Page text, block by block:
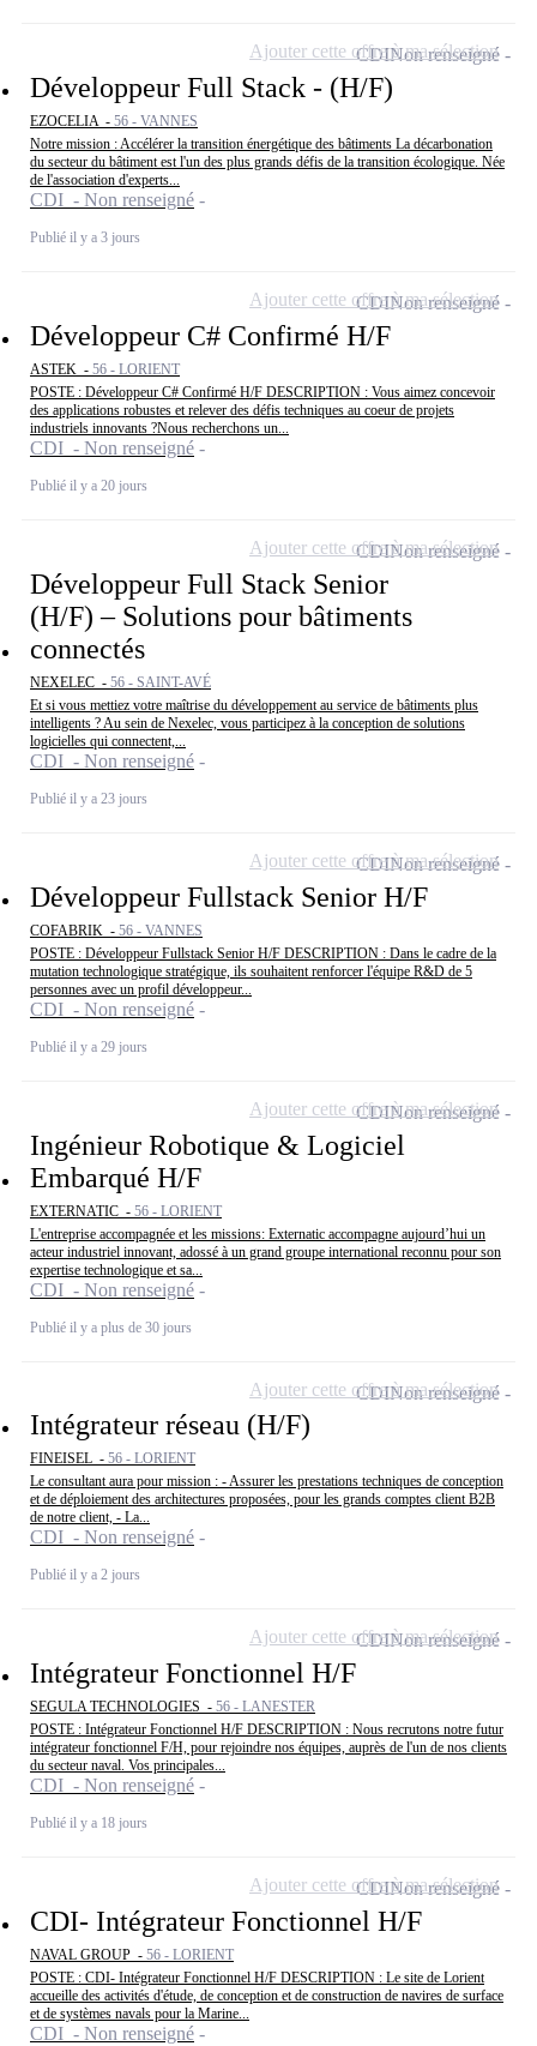
Développeur Full Stack - (H/F)
EZOCELIA - 56 - VANNES
Notre mission : Accélérer la transition énergétique des bâtiments La décarbonation
du secteur du bâtiment est l'un des plus grands défis de la transition écologique. Née
de l'association d'experts...
CDI - Non renseigné
Publié il y a 3 jours
CDINon renseigné
Ajouter cette offre à ma sélection
Développeur C# Confirmé H/F
ASTEK - 56 - LORIENT
POSTE : Développeur C# Confirmé H/F DESCRIPTION : Vous aimez concevoir
des applications robustes et relever des défis techniques au coeur de projets
industriels innovants ?Nous recherchons un...
CDI - Non renseigné
Publié il y a 20 jours
CDINon renseigné
Ajouter cette offre à ma sélection
Développeur Full Stack Senior
(H/F) – Solutions pour bâtiments
connectés
NEXELEC - 56 - SAINT-AVÉ
Et si vous mettiez votre maîtrise du développement au service de bâtiments plus
intelligents ? Au sein de Nexelec, vous participez à la conception de solutions
logicielles qui connectent,...
CDI - Non renseigné
Publié il y a 23 jours
CDINon renseigné
Ajouter cette offre à ma sélection
Développeur Fullstack Senior H/F
COFABRIK - 56 - VANNES
POSTE : Développeur Fullstack Senior H/F DESCRIPTION : Dans le cadre de la
mutation technologique stratégique, ils souhaitent renforcer l'équipe R&D de 5
personnes avec un profil développeur...
CDI - Non renseigné
Publié il y a 29 jours
CDINon renseigné
Ajouter cette offre à ma sélection
Ingénieur Robotique & Logiciel
Embarqué H/F
EXTERNATIC - 56 - LORIENT
L'entreprise accompagnée et les missions: Externatic accompagne aujourd’hui un
acteur industriel innovant, adossé à un grand groupe international reconnu pour son
expertise technologique et sa...
CDI - Non renseigné
Publié il y a plus de 30 jours
CDINon renseigné
Ajouter cette offre à ma sélection
Intégrateur réseau (H/F)
FINEISEL - 56 - LORIENT
Le consultant aura pour mission : - Assurer les prestations techniques de conception
et de déploiement des architectures proposées, pour les grands comptes client B2B
de notre client, - La...
CDI - Non renseigné
Publié il y a 2 jours
CDINon renseigné
Ajouter cette offre à ma sélection
Intégrateur Fonctionnel H/F
SEGULA TECHNOLOGIES - 56 - LANESTER
POSTE : Intégrateur Fonctionnel H/F DESCRIPTION : Nous recrutons notre futur
intégrateur fonctionnel F/H, pour rejoindre nos équipes, auprès de l'un de nos clients
du secteur naval. Vos principales...
CDI - Non renseigné
Publié il y a 18 jours
CDINon renseigné
Ajouter cette offre à ma sélection
CDI- Intégrateur Fonctionnel H/F
NAVAL GROUP - 56 - LORIENT
POSTE : CDI- Intégrateur Fonctionnel H/F DESCRIPTION : Le site de Lorient
accueille des activités d'étude, de conception et de construction de navires de surface
et de systèmes navals pour la Marine...
CDI - Non renseigné
CDINon renseigné
Ajouter cette offre à ma sélection